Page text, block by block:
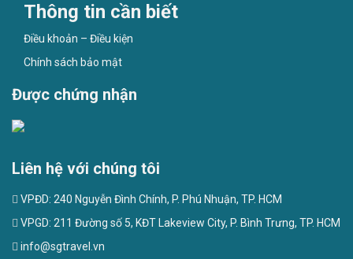
Thông tin cần biết
Điều khoản – Điều kiện
Chính sách bảo mật
Được chứng nhận
Liên hệ với chúng tôi
VPĐD: 240 Nguyễn Đình Chính, P. Phú Nhuận, TP. HCM
VPGD: 211 Đường số 5, KĐT Lakeview City, P. Bình Trưng, TP. HCM
info@sgtravel.vn